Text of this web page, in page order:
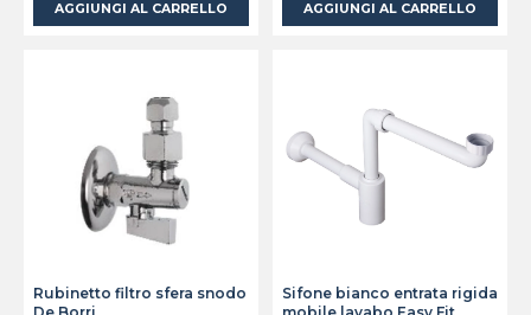
AGGIUNGI AL CARRELLO AGGIUNGI AL CARRELLO
Rubinetto filtro sfera snodo
Sifone bianco entrata rigida